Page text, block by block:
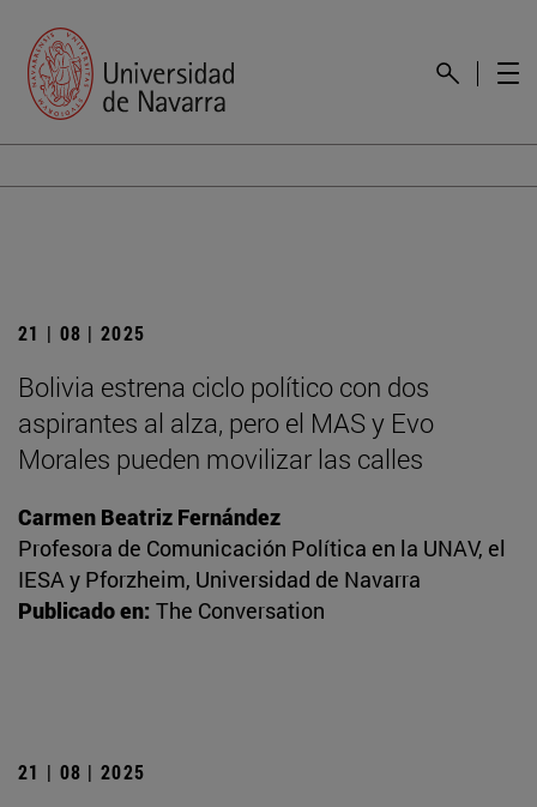
21 | 08 | 2025
Bolivia estrena ciclo político con dos
aspirantes al alza, pero el MAS y Evo
Morales pueden movilizar las calles
Carmen Beatriz Fernández
Profesora de Comunicación Política en la UNAV, el
IESA y Pforzheim, Universidad de Navarra
Publicado en: The Conversation
21 | 08 | 2025